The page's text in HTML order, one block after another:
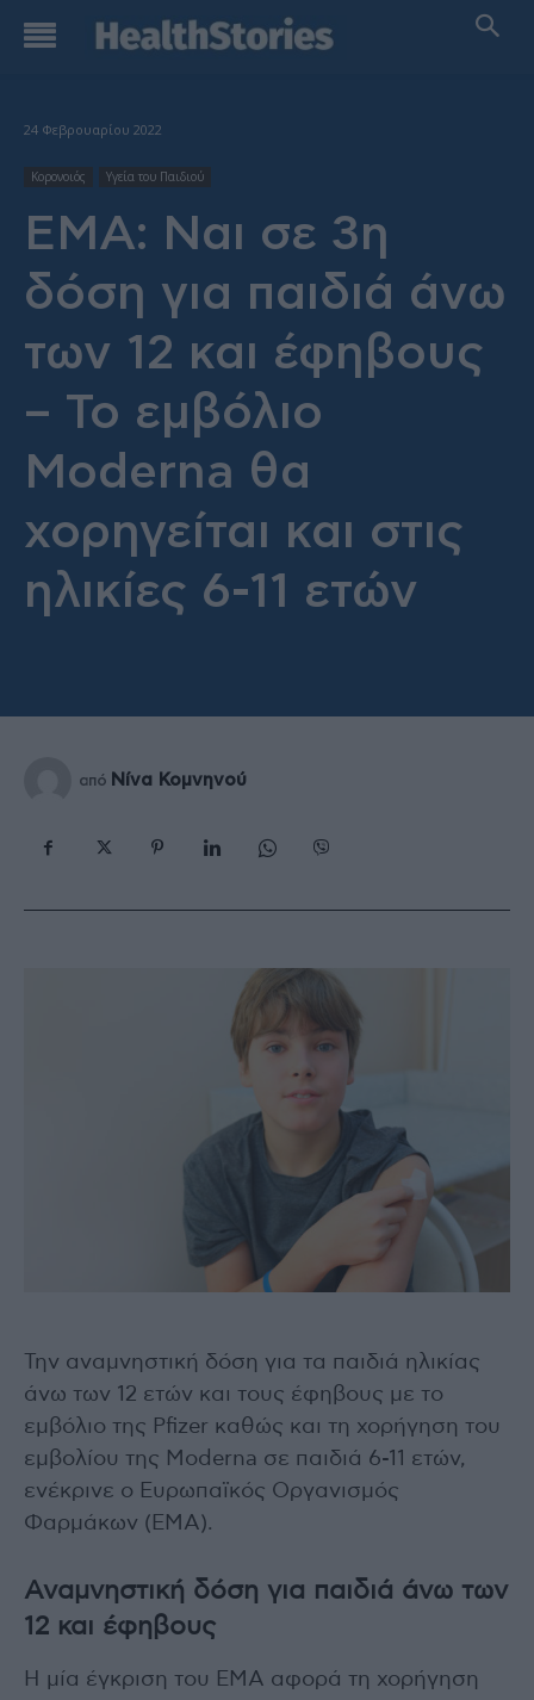
24 Φεβρουαρίου 2022
Κορονοιός Υγεία του Παιδιού
ΕΜΑ: Ναι σε 3η
δόση για παιδιά άνω
των 12 και έφηβους
– Το εμβόλιο
Moderna θα
χορηγείται και στις
ηλικίες 6-11 ετών
από Νίνα Κομνηνού
Την αναμνηστική δόση για τα παιδιά ηλικίας
άνω των 12 ετών και τους έφηβους με το
εμβόλιο της Pfizer καθώς και τη χορήγηση του
εμβολίου της Moderna σε παιδιά 6-11 ετών,
ενέκρινε ο Ευρωπαϊκός Οργανισμός
Φαρμάκων (ΕΜΑ).
Αναμνηστική δόση για παιδιά άνω των
12 και έφηβους
Η μία έγκριση του ΕΜΑ αφορά τη χορήγηση